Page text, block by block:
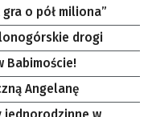
o pół miliona”
drogi
Babimoście!
Angelanę